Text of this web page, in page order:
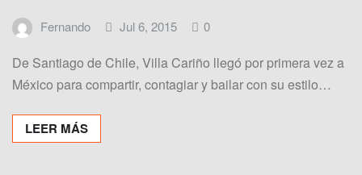
Fernando Jul 6, 2015 0
De Santiago de Chile, Villa Cariño llegó por primera vez a
México para compartir, contagiar y bailar con su estilo…
LEER MÁS